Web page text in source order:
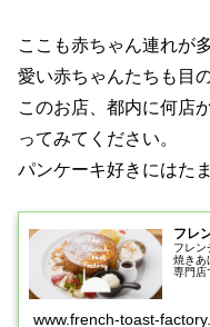
ここも赤ちゃん連れが
愛い赤ちゃんたちも目
このお店、都内に何店
ってみてください。
パンケーキ好きにはた
フレ
フレン
焼きあ
専門店
www.french-toast-